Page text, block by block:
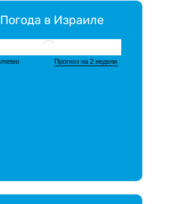
Погода в Израиле